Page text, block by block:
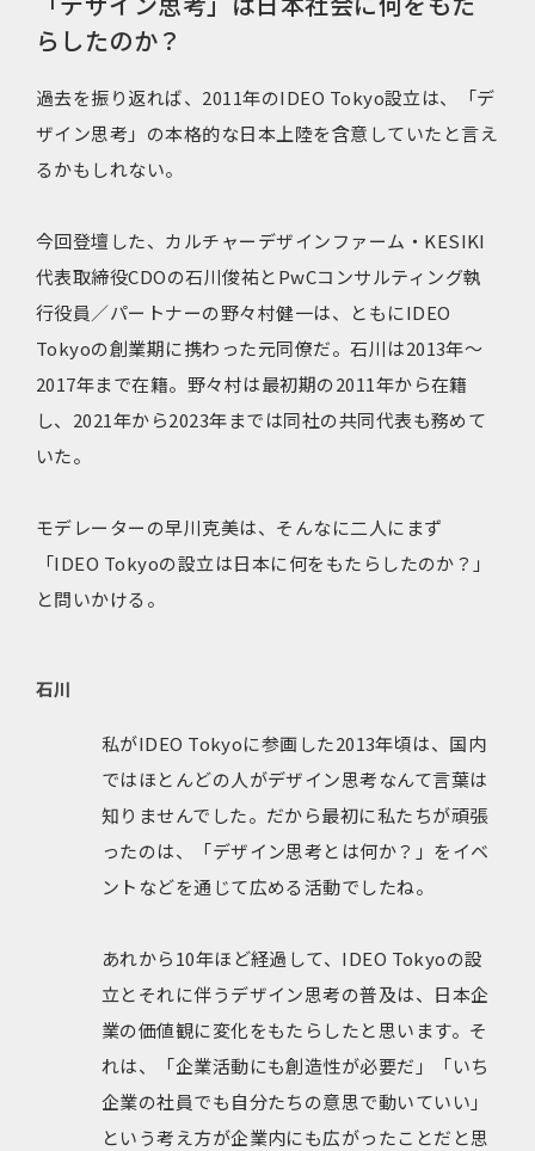
らしたのか？
過去を振り返れば、2011年のIDEO Tokyo設立は、「デ
ザイン思考」の本格的な日本上陸を含意していたと言え
るかもしれない。
今回登壇した、カルチャーデザインファーム・KESIKI
代表取締役CDOの石川俊祐とPwCコンサルティング執
行役員／パートナーの野々村健一は、ともにIDEO
Tokyoの創業期に携わった元同僚だ。石川は2013年〜
2017年まで在籍。野々村は最初期の2011年から在籍
し、2021年から2023年までは同社の共同代表も務めて
いた。
モデレーターの早川克美は、そんなに二人にまず
「IDEO Tokyoの設立は日本に何をもたらしたのか？」
と問いかける。
石川
私がIDEO Tokyoに参画した2013年頃は、国内
ではほとんどの人がデザイン思考なんて言葉は
知りませんでした。だから最初に私たちが頑張
ったのは、「デザイン思考とは何か？」をイベ
ントなどを通じて広める活動でしたね。
あれから10年ほど経過して、IDEO Tokyoの設
立とそれに伴うデザイン思考の普及は、日本企
業の価値観に変化をもたらしたと思います。そ
れは、「企業活動にも創造性が必要だ」「いち
企業の社員でも自分たちの意思で動いていい」
という考え方が企業内にも広がったことだと思